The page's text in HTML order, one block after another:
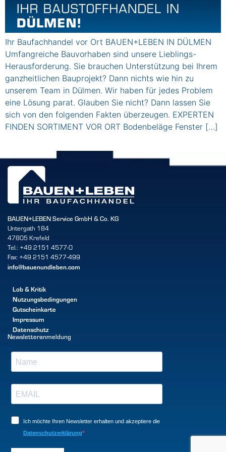
Ihr Baufachhandel vor Ort BAUEN+LEBEN IN DÜLMEN
Umfangreiche Bauvorhaben sind unsere Lieblings-
Herausforderung. Sie brauchen Unterstützung bei Ihrem
ganzheitlichen Bauprojekt? Dann nichts wie hin zu
unserem Team in Dülmen. Wir haben für jedes Problem
eine Lösung parat. Glauben Sie nicht? Dann lassen Sie
sich von den folgenden Fakten überzeugen. EXPERTEN
FINDEN SORTIMENT VOR ORT Bodenbeläge Fenster […]
BAUEN+LEBEN Service GmbH & Co. KG
Untergath 184
47805 Krefeld
Tel.: +49 2151 4577-0
Fax: +49 2151 4577-499
info@bauenundleben.com
Lob & Kritik
Nutzungsbedingungen
Gutscheinkarte
Impressum
Datenschutz
Newsletteranmeldung
Ich möchte Ihren Newsletter erhalten und akzeptiere die
Datenschutzerklärung